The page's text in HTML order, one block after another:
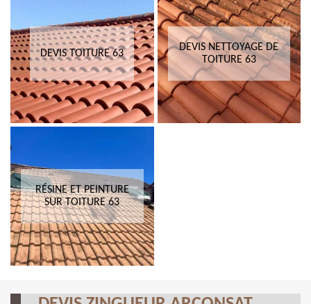
DEVIS TOITURE 63
DEVIS NETTOYAGE DE
TOITURE 63
RÉSINE ET PEINTURE
SUR TOITURE 63